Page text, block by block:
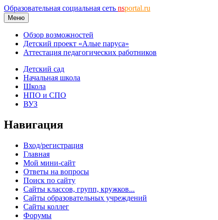
Образовательная социальная сеть nsportal.ru
Меню
Обзор возможностей
Детский проект «Алые паруса»
Аттестация педагогических работников
Детский сад
Начальная школа
Школа
НПО и СПО
ВУЗ
Навигация
Вход/регистрация
Главная
Мой мини-сайт
Ответы на вопросы
Поиск по сайту
Сайты классов, групп, кружков...
Сайты образовательных учреждений
Сайты коллег
Форумы